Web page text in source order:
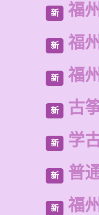
新 福
新 福
新 福
新 古
新 学
新 普
新 福